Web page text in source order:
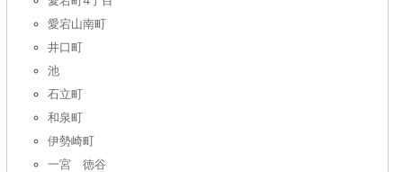
愛宕山南町
井口町
池
石立町
和泉町
伊勢崎町
一宮 徳谷